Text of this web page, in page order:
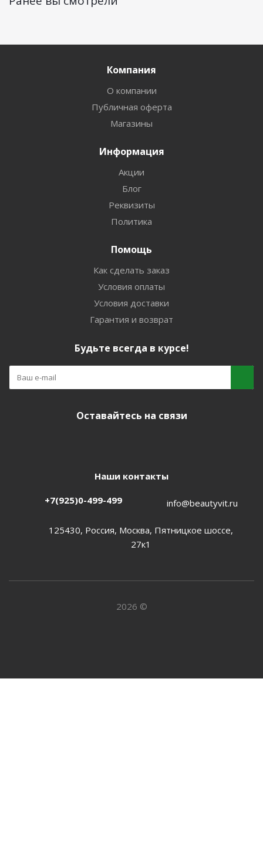
Компания
О компании
Публичная оферта
Магазины
Информация
Акции
Блог
Реквизиты
Политика
Помощь
Как сделать заказ
Условия оплаты
Условия доставки
Гарантия и возврат
Будьте всегда в курсе!
Оставайтесь на связи
Наши контакты
+7(925)0-499-499 info@beautyvit.ru
125430, Россия, Москва, Пятницкое шоссе,
27к1
2026 ©